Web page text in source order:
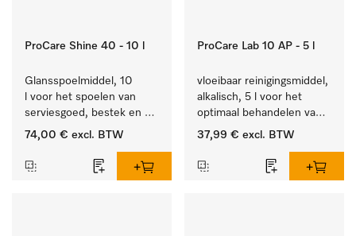
ProCare Shine 40 - 10 l
Glansspoelmiddel, 10
l voor het spoelen van
serviesgoed, bestek en
ideaal voor glazen.
74,00 € excl. BTW
ProCare Lab 10 AP - 5 l
vloeibaar reinigingsmiddel,
alkalisch, 5 l voor het
optimaal behandelen van
laboratoriumhulpstukken.
37,99 € excl. BTW